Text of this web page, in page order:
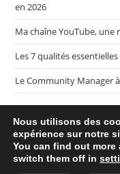
en 2026
Ma chaîne YouTube, une
Les 7 qualités
Le Community Manager
Plan de mon blog
Nous utilisons des
expérience sur notre
You can find out
switch them off in